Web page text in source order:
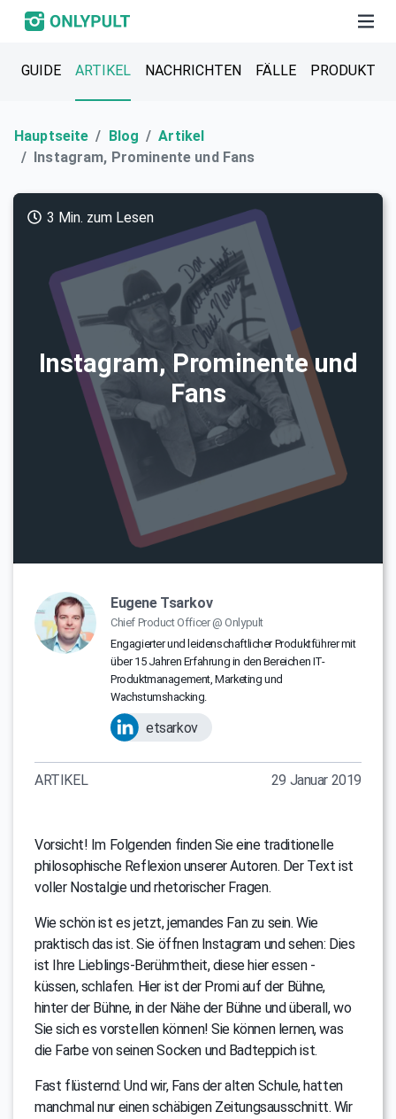
GUIDE ARTIKEL NACHRICHTEN FÄLLE PRODUKT
Hauptseite Blog
Artikel
Instagram, Prominente und Fans
Instagram, Prominente und
Fans
3 Min. zum Lesen
Eugene Tsarkov
Chief Product Officer @ Onlypult
Engagierter und leidenschaftlicher Produktführer mit
über 15 Jahren Erfahrung in den Bereichen IT-
Produktmanagement, Marketing und
Wachstumshacking.
etsarkov
ARTIKEL 29 Januar 2019
Vorsicht! Im Folgenden finden Sie eine traditionelle
philosophische Reflexion unserer Autoren. Der Text ist
voller Nostalgie und rhetorischer Fragen.
Wie schön ist es jetzt, jemandes Fan zu sein. Wie
praktisch das ist. Sie öffnen Instagram und sehen: Dies
ist Ihre Lieblings-Berühmtheit, diese hier essen -
küssen, schlafen. Hier ist der Promi auf der Bühne,
hinter der Bühne, in der Nähe der Bühne und überall, wo
Sie sich es vorstellen können! Sie können lernen, was
die Farbe von seinen Socken und Badteppich ist.
Fast flüsternd: Und wir, Fans der alten Schule, hatten
manchmal nur einen schäbigen Zeitungsausschnitt. Wir